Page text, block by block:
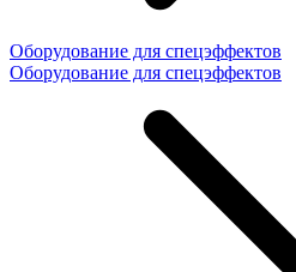
Оборудование для спецэффектов
Оборудование для спецэффектов